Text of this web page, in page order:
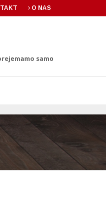
O NAS
samo